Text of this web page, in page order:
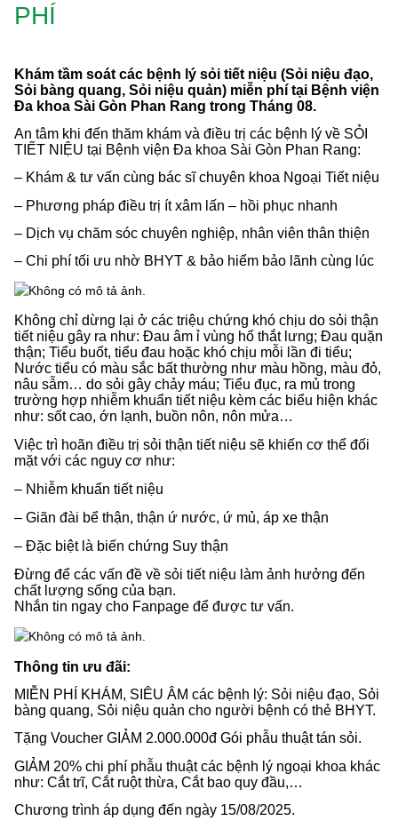
PHÍ
Khám tầm soát các bệnh lý sỏi tiết niệu (Sỏi niệu đạo,
Sỏi bàng quang, Sỏi niệu quản) miễn phí tại Bệnh viện
Đa khoa Sài Gòn Phan Rang trong Tháng 08.
An tâm khi đến thăm khám và điều trị các bệnh lý về SỎI
TIẾT NIỆU tại Bệnh viện Đa khoa Sài Gòn Phan Rang:
– Khám & tư vấn cùng bác sĩ chuyên khoa Ngoại Tiết niệu
– Phương pháp điều trị ít xâm lấn – hồi phục nhanh
– Dịch vụ chăm sóc chuyên nghiệp, nhân viên thân thiện
– Chi phí tối ưu nhờ BHYT & bảo hiểm bảo lãnh cùng lúc
Không chỉ dừng lại ở các triệu chứng khó chịu do sỏi thận
tiết niệu gây ra như: Đau âm ỉ vùng hố thắt lưng; Đau quặn
thận; Tiểu buốt, tiểu đau hoặc khó chịu mỗi lần đi tiểu;
Nước tiểu có màu sắc bất thường như màu hồng, màu đỏ,
nâu sẫm… do sỏi gây chảy máu; Tiểu đục, ra mủ trong
trường hợp nhiễm khuẩn tiết niệu kèm các biểu hiện khác
như: sốt cao, ớn lạnh, buồn nôn, nôn mửa…
Việc trì hoãn điều trị sỏi thận tiết niệu sẽ khiến cơ thể đối
mặt với các nguy cơ như:
– Nhiễm khuẩn tiết niệu
– Giãn đài bể thận, thận ứ nước, ứ mủ, áp xe thận
– Đặc biệt là biến chứng Suy thận
Đừng để các vấn đề về sỏi tiết niệu làm ảnh hưởng đến
chất lượng sống của bạn.
Nhắn tin ngay cho Fanpage để được tư vấn.
Thông tin ưu đãi:
MIỄN PHÍ KHÁM, SIÊU ÂM các bệnh lý: Sỏi niệu đạo, Sỏi
bàng quang, Sỏi niệu quản cho người bệnh có thẻ BHYT.
Tặng Voucher GIẢM 2.000.000đ Gói phẫu thuật tán sỏi.
GIẢM 20% chi phí phẫu thuật các bệnh lý ngoại khoa khác
như: Cắt trĩ, Cắt ruột thừa, Cắt bao quy đầu,…
Chương trình áp dụng đến ngày 15/08/2025.